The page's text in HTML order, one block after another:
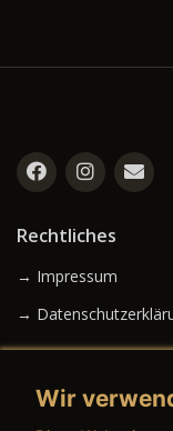
Rechtliches
→ Impressum
→
Wir